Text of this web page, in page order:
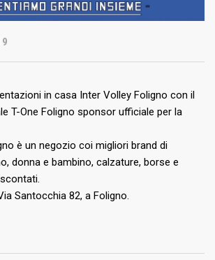
in casa Inter Volley Foligno con il
T-One Foligno sponsor ufficiale per la
è un negozio coi migliori brand di
donna e bambino, calzature, borse e
Santocchia 82, a Foligno.